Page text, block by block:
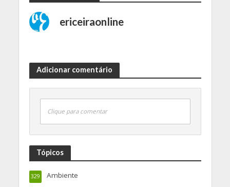
ericeiraonline
Adicionar comentário
Clique para comentar
Tópicos
Ambiente
329